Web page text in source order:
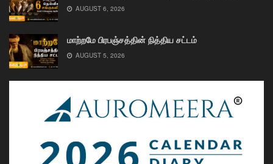
AUGUST 6, 2026
மாற்றமே பிரபஞ்சத்தின் நித்திய சட்டம்
AUGUST 5, 2026